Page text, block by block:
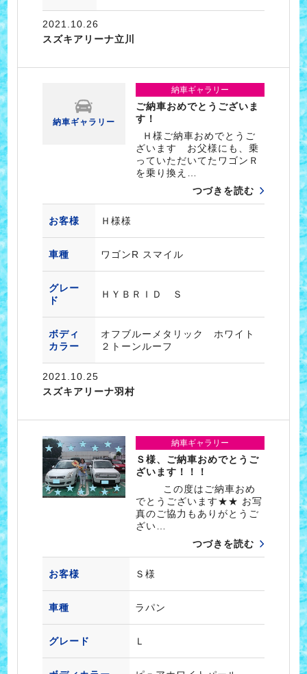
2021.10.26
スズキアリーナ立川
納車ギャラリー
納車ギャラリー
ご納車おめでとうございま
す！
Ｈ様ご納車おめでとうご
ざいます お父様にも、乗
っていただいてたワゴンＲ
を乗り換え…
つづきを読む
お客様 Ｈ様様
車種 ワゴンR スマイル
グレー
ド
ＨＹＢＲＩＤ Ｓ
ボディ
カラー
オフブルーメタリック ホワイト
２トーンルーフ
2021.10.25
スズキアリーナ羽村
納車ギャラリー
Ｓ様、ご納車おめでとうご
ざいます！！！
この度はご納車おめ
でとうございます★★ お写
真のご協力もありがとうご
ざい…
つづきを読む
お客様 Ｓ様
車種 ラパン
グレード Ｌ